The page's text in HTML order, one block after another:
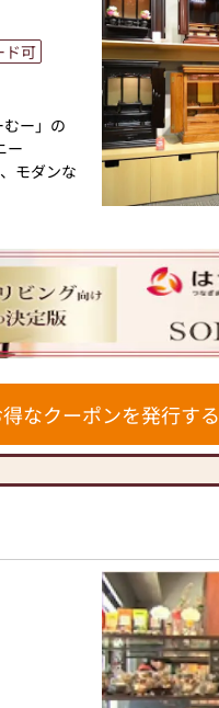
ド可
ー」の
ー
モダンな
信頼。創
25,000基
仏壇のは
の形をご
形につい
、ぜひ、
・お位
。1,000
壇・お仏
「カリモ
ンなお仏
と作り上
つなぐ新
得なクーポンを発行する